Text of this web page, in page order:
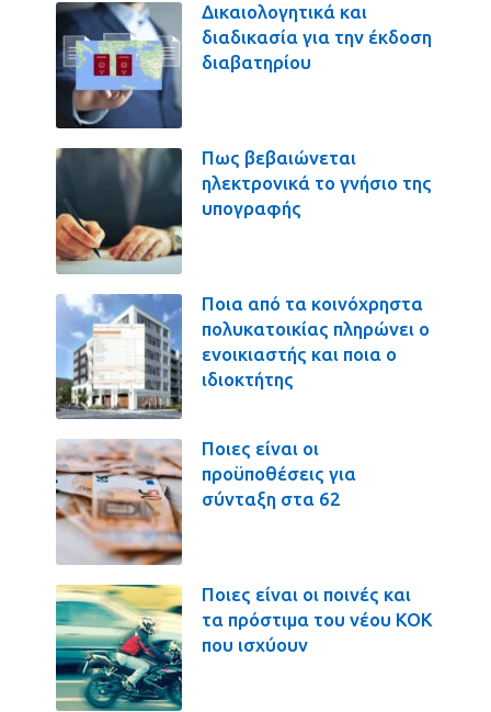
Δικαιολογητικά και
διαδικασία για την έκδοση
διαβατηρίου
Πως βεβαιώνεται
ηλεκτρονικά το γνήσιο της
υπογραφής
Ποια από τα κοινόχρηστα
πολυκατοικίας πληρώνει ο
ενοικιαστής και ποια ο
ιδιοκτήτης
Ποιες είναι οι
προϋποθέσεις για
σύνταξη στα 62
Ποιες είναι οι ποινές και
τα πρόστιμα του νέου ΚΟΚ
που ισχύουν